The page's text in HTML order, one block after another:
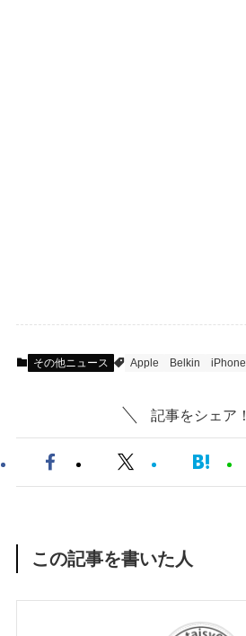
その他ニュース Apple Belkin iPhone
記事をシェア！
この記事を書いた人